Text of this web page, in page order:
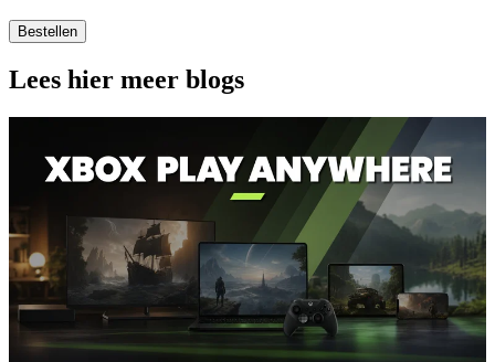
Bestellen
Lees hier meer blogs